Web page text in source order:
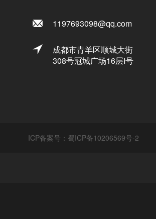
1197693098@qq.com
成都市青羊区顺城大街
308号冠城广场16层I号
ICP备案号： 蜀ICP备10206569号-2